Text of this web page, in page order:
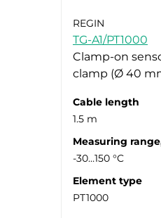
REGIN
TG-A1/PT1000
Clamp-on
clamp (Ø 40
Cable length
1.5 m
Measuring
-30…150 °C
Element type
PT1000